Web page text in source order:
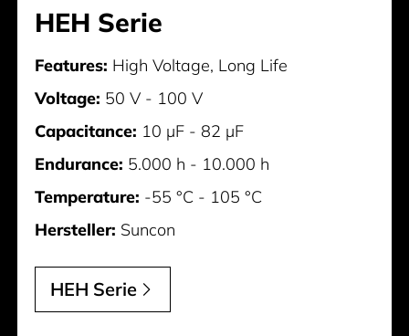
HEH Serie
Features: High Voltage, Long Life
Voltage: 50 V - 100 V
Capacitance: 10 µF - 82 µF
Endurance: 5.000 h - 10.000 h
Temperature: -55 °C - 105 °C
Hersteller: Suncon
HEH Serie